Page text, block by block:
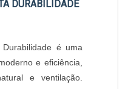
DURABILIDADE
é uma
e eficiência,
e ventilação.